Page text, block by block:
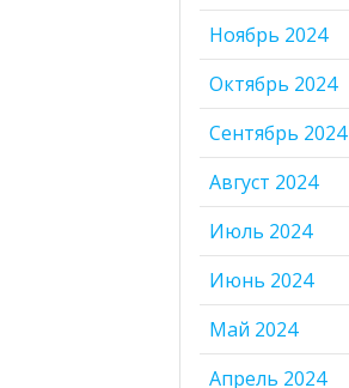
Ноябрь 2024
Октябрь 2024
Сентябрь 2024
Август 2024
Июль 2024
Июнь 2024
Май 2024
Апрель 2024